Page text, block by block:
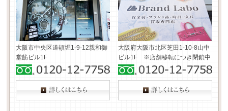
大阪市中央区道頓堀1-9-12親和御
堂筋ビル1F
大阪府大阪市北区芝田1-10-8山中
ビル1F ※店舗移転につき閉鎖中